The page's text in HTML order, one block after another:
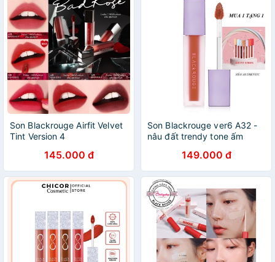
Son Blackrouge Airfit Velvet
Tint Version 4
145.000 đ
Son Blackrouge ver6 A32 -
nâu đất trendy tone ấm
149.000 đ